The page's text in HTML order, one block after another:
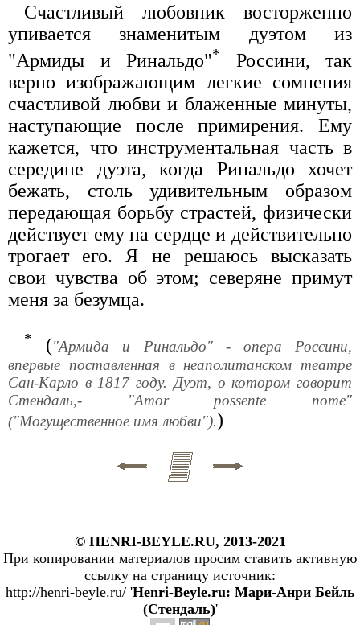
Счастливый любовник восторженно
упивается знаменитым дуэтом из
"Армиды и Ринальдо"*
Россини, так
верно изображающим легкие сомнения
счастливой любви и блаженные минуты,
наступающие после примирения. Ему
кажется, что инструментальная часть в
середине дуэта, когда Ринальдо хочет
бежать, столь удивительным образом
передающая борьбу страстей, физически
действует ему на сердце и действительно
трогает его. Я не решаюсь высказать
свои чувства об этом; северяне примут
меня за безумца.
* ("Армида и Ринальдо" - опера Россини,
впервые поставленная в неаполитанском театре
Сан-Карло в 1817 году. Дуэт, о котором говорит
Стендаль,- "Amor possente nome"
("Могущественное имя любви").)
© HENRI-BEYLE.RU, 2013-2021
При копировании материалов просим ставить активную
ссылку на страницу источник:
http://henri-beyle.ru/ 'Henri-Beyle.ru: Мари-Анри Бейль
(Стендаль)'